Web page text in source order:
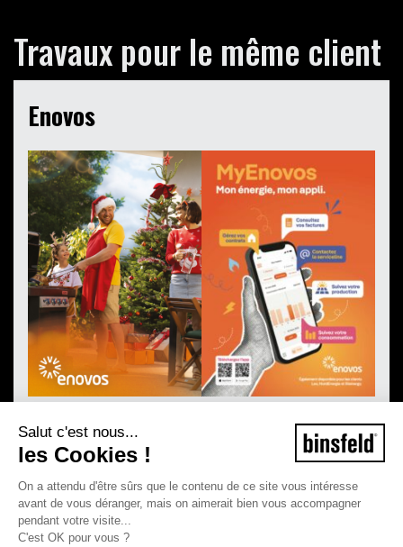
Salut c'est nous...
les Cookies !
On a attendu d'être sûrs que le contenu de ce site vous intéresse
avant de vous déranger, mais on aimerait bien vous accompagner
pendant votre visite...
C'est OK pour vous ?
Travaux pour le même client
Enovos